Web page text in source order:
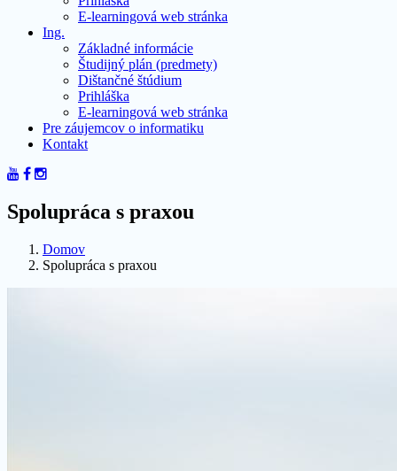
E-learningová web stránka
Ing.
Základné informácie
Študijný plán (predmety)
Dištančné štúdium
Prihláška
E-learningová web stránka
Pre záujemcov o informatiku
Kontakt
Spolupráca s praxou
Domov
Spolupráca s praxou